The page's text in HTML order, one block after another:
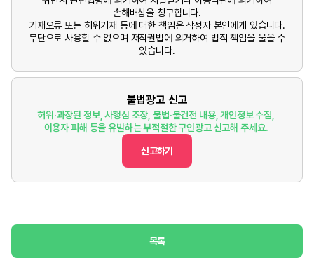
손해배상을 청구합니다.
기재오류 또는 허위기재 등에 대한 책임은 작성자 본인에게 있습니다.
무단으로 사용할 수 없으며 저작권법에 의거하여 법적 책임을 물을 수
있습니다.
불법광고 신고
허위·과장된 정보, 사행심 조장, 불법·불건전 내용, 개인정보 수집,
이용자 피해 등을 유발하는 부적절한 구인광고 신고해 주세요.
신고하기
목록